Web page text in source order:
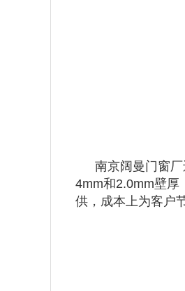
南京阔曼门窗
4mm和2.0mm壁厚
供，成本上为客户